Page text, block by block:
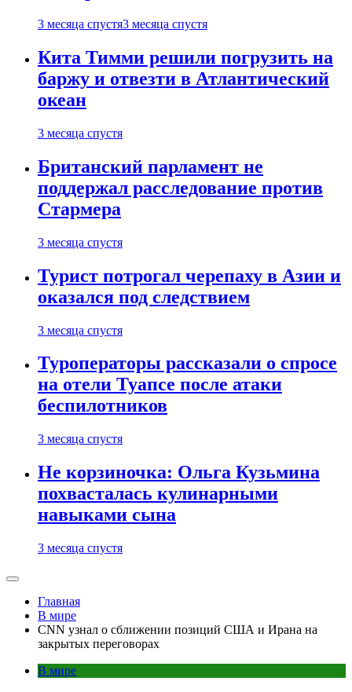
3 месяца спустя3 месяца спустя
Кита Тимми решили погрузить на
баржу и отвезти в Атлантический
океан
3 месяца спустя
Британский парламент не
поддержал расследование против
Стармера
3 месяца спустя
Турист потрогал черепаху в Азии и
оказался под следствием
3 месяца спустя
Туроператоры рассказали о спросе
на отели Туапсе после атаки
беспилотников
3 месяца спустя
Не корзиночка: Ольга Кузьмина
похвасталась кулинарными
навыками сына
3 месяца спустя
Главная
В мире
CNN узнал о сближении позиций США и Ирана на
закрытых переговорах
В мире